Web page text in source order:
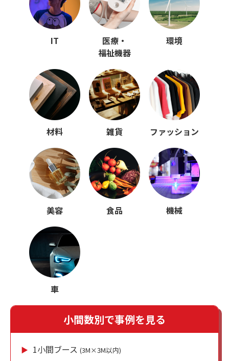
IT
医療・
福祉機器
環境
材料 雑貨 ファッション
美容 食品 機械
車
小間数別で事例を見る
▶︎ 1小間ブース (3M×3M以内)